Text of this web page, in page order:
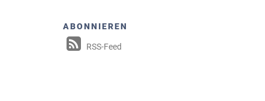
ABONNIEREN
RSS-Feed